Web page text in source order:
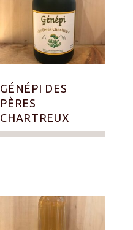
GÉNÉPI DES
PÈRES
CHARTREUX